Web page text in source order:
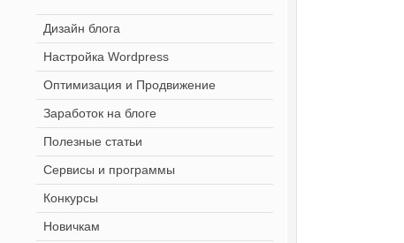
Дизайн блога
Настройка Wordpress
Оптимизация и Продвижение
Заработок на блоге
Полезные статьи
Сервисы и программы
Конкурсы
Новичкам